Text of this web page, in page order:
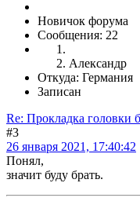
Новичок форума
Сообщения: 22
Александр
Откуда: Германия
Записан
Re: Прокладка головки
#3
26 января 2021, 17:40:42
Понял,
значит буду брать.